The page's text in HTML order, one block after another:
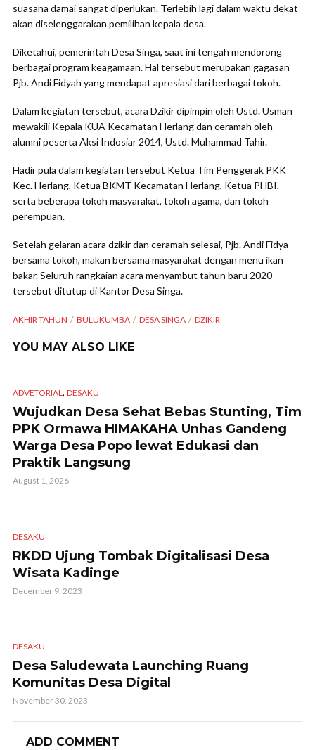
suasana damai sangat diperlukan. Terlebih lagi dalam waktu dekat
akan diselenggarakan pemilihan kepala desa.
Diketahui, pemerintah Desa Singa, saat ini tengah mendorong
berbagai program keagamaan. Hal tersebut merupakan gagasan
Pjb. Andi Fidyah yang mendapat apresiasi dari berbagai tokoh.
Dalam kegiatan tersebut, acara Dzikir dipimpin oleh Ustd. Usman
mewakili Kepala KUA Kecamatan Herlang dan ceramah oleh
alumni peserta Aksi Indosiar 2014, Ustd. Muhammad Tahir.
Hadir pula dalam kegiatan tersebut Ketua Tim Penggerak PKK
Kec. Herlang, Ketua BKMT Kecamatan Herlang, Ketua PHBI,
serta beberapa tokoh masyarakat, tokoh agama, dan tokoh
perempuan.
Setelah gelaran acara dzikir dan ceramah selesai, Pjb. Andi Fidya
bersama tokoh, makan bersama masyarakat dengan menu ikan
bakar. Seluruh rangkaian acara menyambut tahun baru 2020
tersebut ditutup di Kantor Desa Singa.
AKHIR TAHUN BULUKUMBA DESA SINGA DZIKIR
YOU MAY ALSO LIKE
ADVETORIAL, DESAKU
Wujudkan Desa Sehat Bebas Stunting, Tim
PPK Ormawa HIMAKAHA Unhas Gandeng
Warga Desa Popo lewat Edukasi dan
Praktik Langsung
August 1, 2026
DESAKU
RKDD Ujung Tombak Digitalisasi Desa
Wisata Kadinge
December 9, 2023
DESAKU
Desa Saludewata Launching Ruang
Komunitas Desa Digital
November 30, 2023
ADD COMMENT